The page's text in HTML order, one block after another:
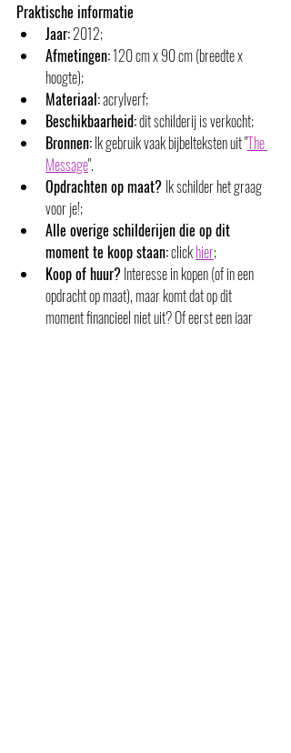
Praktische informatie
Jaar: 2012;
Afmetingen: 120 cm x 90 cm (breedte x
hoogte);
Materiaal: acrylverf;
Beschikbaarheid: dit schilderij is verkocht;
Bronnen: Ik gebruik vaak bijbelteksten uit "The
Message".
Opdrachten op maat? Ik schilder het graag
voor je!;
Alle overige schilderijen die op dit
moment te koop staan: click hier;
Koop of huur? Interesse in kopen (of in een
opdracht op maat), maar komt dat op dit
moment financieel niet uit? Of eerst een jaar